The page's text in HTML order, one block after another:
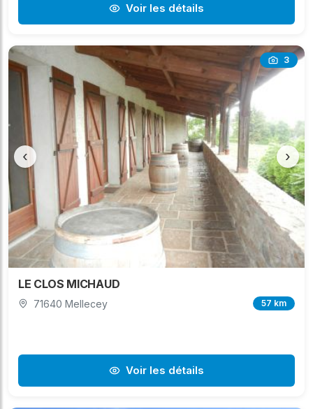
Voir les détails
3
‹ ›
LE CLOS MICHAUD
71640 Mellecey 57 km
Voir les détails